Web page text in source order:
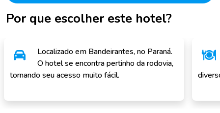
Por que escolher este hotel?
Localizado em Bandeirantes, no Paraná.
O hotel se encontra pertinho da rodovia,
tornando seu acesso muito fácil.